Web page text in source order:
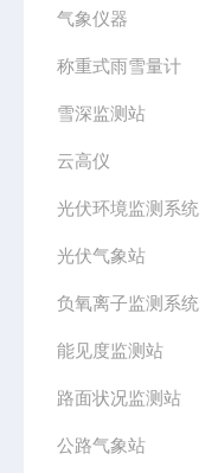
气象仪器
称重式雨雪量计
雪深监测站
云高仪
光伏环境监测系统
光伏气象站
负氧离子监测系统
能见度监测站
路面状况监测站
公路气象站